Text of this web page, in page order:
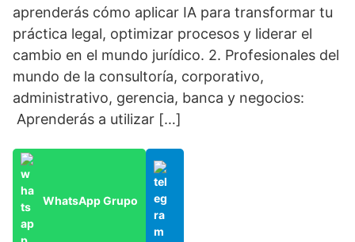
aprenderás cómo aplicar IA para transformar tu
práctica legal, optimizar procesos y liderar el
cambio en el mundo jurídico. 2. Profesionales del
mundo de la consultoría, corporativo,
administrativo, gerencia, banca y negocios:
Aprenderás a utilizar […]
WhatsApp Grupo